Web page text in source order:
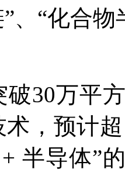
、“化合
30万平
，预计
半导体”